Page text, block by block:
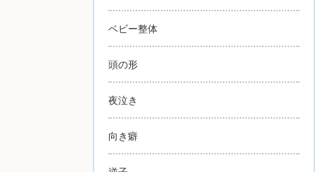
ベビー整体
頭の形
夜泣き
向き癖